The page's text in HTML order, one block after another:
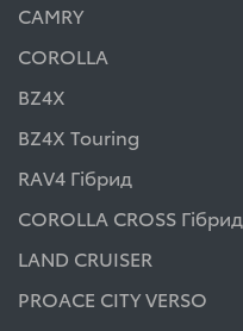
CAMRY
COROLLA
BZ4X
BZ4X Touring
RAV4 Гібрид
COROLLA CROSS Гібрид
LAND CRUISER
PROACE CITY VERSO